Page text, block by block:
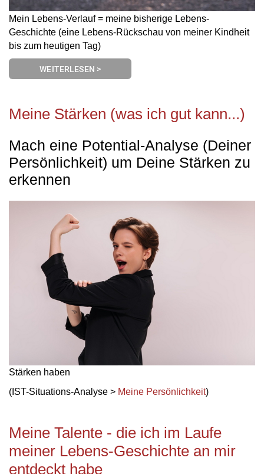
Mein Lebens-Verlauf = meine bisherige Lebens-
Geschichte (eine Lebens-Rückschau von meiner Kindheit
bis zum heutigen Tag)
WEITERLESEN >
Meine Stärken (was ich gut kann...)
Mach eine Potential-Analyse (Deiner
Persönlichkeit) um Deine Stärken zu
erkennen
Stärken haben
(IST-Situations-Analyse > Meine Persönlichkeit)
Meine Talente - die ich im Laufe
meiner Lebens-Geschichte an mir
entdeckt habe